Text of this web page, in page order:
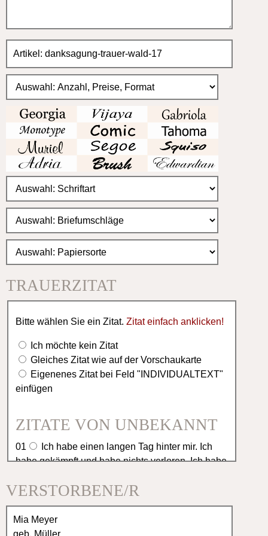
für einseitige Karten 20x10cm
10 = 16,00 (1,60 EUR)
20 = 30,00 (1,50 EUR)
30 = 42,00 (1,40 EUR)
40 = 56,00 (1,40 EUR)
50 = 65,00 (1,30 EUR)
60 = 76,00 (1,30 EUR)
70 = 91,00 (1,30 EUR)
80 = 104,00 (1,30 EUR)
90 = 117,00 (1,30 EUR)
100 = 120,00 (1,20 EUR)
150 = 165,00 (1,10 EUR)
200 = 200,00 (1,00 EUR)
TRAUERZITAT
Bitte wählen Sie ein Zitat. Zitat einfach anklicken!
Ich möchte kein Zitat
Gleiches Zitat wie auf der Vorschaukarte
Eigenenes Zitat bei Feld "INDIVIDUALTEXT"
einfügen
ZITATE VON UNBEKANNT
01
Ich habe einen langen Tag hinter mir. Ich
habe gekämpft und habe nichts verloren. Ich habe
ausruhen in deinen Armen.
02
Es ist schwer einen geliebten Menschen zu
verlieren, aber es ist tröstlich, so viel Anteilnahme
VERSTORBENE/R